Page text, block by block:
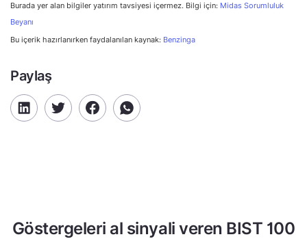
Burada yer alan bilgiler yatırım tavsiyesi içermez. Bilgi için: Midas Sorumluluk
Beyanı
Bu içerik hazırlanırken faydalanılan kaynak: Benzinga
Paylaş
Göstergeleri al sinyali veren BIST 100